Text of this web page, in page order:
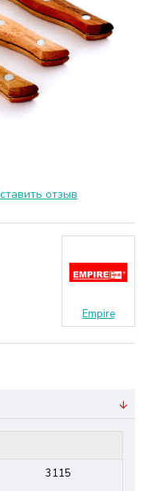
отзыв
Empire
3115